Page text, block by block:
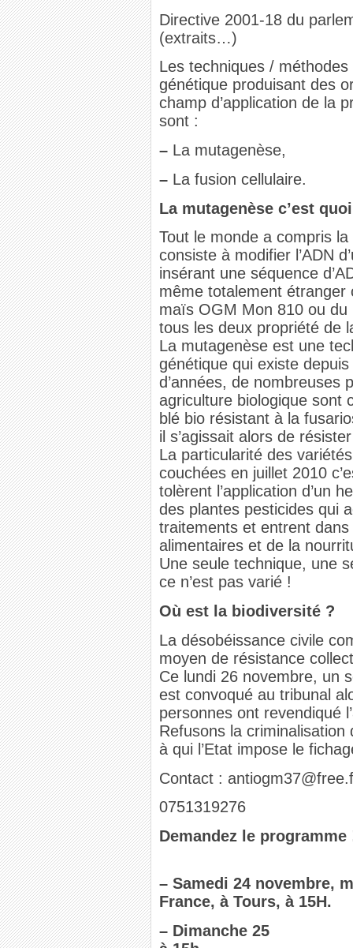
Directive 2001-18 du
(extraits…)
Les techniques /
génétique produisant des
champ d’application de la
sont :
–La mutagenèse,
–La fusion cellulaire.
La mutagenèse c’est
Tout le monde a compris
consiste à modifier l’ADN
insérant une séquence
même totalement étranger
maïs OGM Mon 810 ou
tous les deux propriété de
La mutagenèse est une
génétique qui existe
d’années, de nombreuses
agriculture biologique sont
blé bio résistant à la
il s’agissait alors de
La particularité des
couchées en juillet 2010
tolèrent l’application d’un
des plantes pesticides qui
traitements et entrent
alimentaires et de la
Une seule technique, une
ce n’est pas varié !
Où est la biodiversité ?
La désobéissance civile
moyen de résistance
Ce lundi 26 novembre, un
est convoqué au tribunal
personnes ont revendiqué
Refusons la criminalisation
à qui l’Etat impose le
Contact :
0751319276
Demandez le programme
–Samedi 24 novembre,
France, à Tours, à 15H.
–Dimanche 25